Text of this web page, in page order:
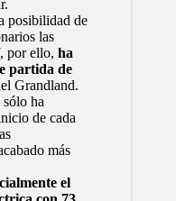
posibilidad de
las
por ello, ha
partida de
Grandland.
sólo ha
de cada
más
el